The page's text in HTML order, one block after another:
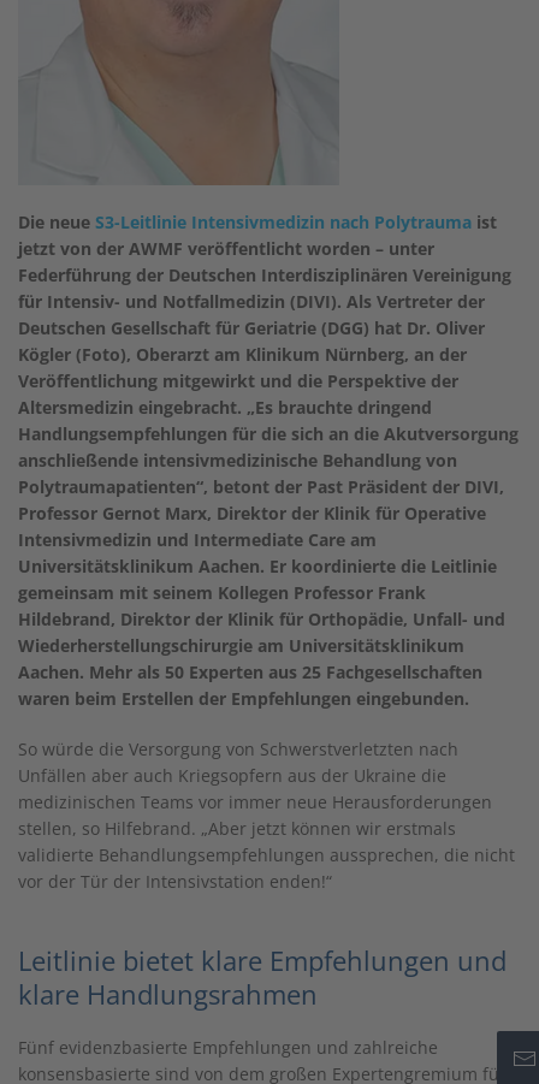
Die neue S3-Leitlinie Intensivmedizin nach Polytrauma ist
jetzt von der AWMF veröffentlicht worden – unter
Federführung der Deutschen Interdisziplinären Vereinigung
für Intensiv- und Notfallmedizin (DIVI). Als Vertreter der
Deutschen Gesellschaft für Geriatrie (DGG) hat Dr. Oliver
Kögler (Foto), Oberarzt am Klinikum Nürnberg, an der
Veröffentlichung mitgewirkt und die Perspektive der
Altersmedizin eingebracht. „Es brauchte dringend
Handlungsempfehlungen für die sich an die Akutversorgung
anschließende intensivmedizinische Behandlung von
Polytraumapatienten“, betont der Past Präsident der DIVI,
Professor Gernot Marx, Direktor der Klinik für Operative
Intensivmedizin und Intermediate Care am
Universitätsklinikum Aachen. Er koordinierte die Leitlinie
gemeinsam mit seinem Kollegen Professor Frank
Hildebrand, Direktor der Klinik für Orthopädie, Unfall- und
Wiederherstellungschirurgie am Universitätsklinikum
Aachen. Mehr als 50 Experten aus 25 Fachgesellschaften
waren beim Erstellen der Empfehlungen eingebunden.
So würde die Versorgung von Schwerstverletzten nach
Unfällen aber auch Kriegsopfern aus der Ukraine die
medizinischen Teams vor immer neue Herausforderungen
stellen, so Hilfebrand. „Aber jetzt können wir erstmals
validierte Behandlungsempfehlungen aussprechen, die nicht
vor der Tür der Intensivstation enden!“
Leitlinie bietet klare Empfehlungen und
klare Handlungsrahmen
Fünf evidenzbasierte Empfehlungen und zahlreiche
konsensbasierte sind von dem großen Expertengremium für